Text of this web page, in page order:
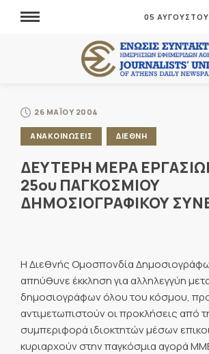
05 ΑΥΓΟΥΣΤΟΥ
26 ΜΑΪΟΥ 2004
ΑΝΑΚΟΙΝΩΣΕΙΣ ΔΙΕΘΝΗ
ΔΕΥΤΕΡΗ ΜΕΡΑ
25ου ΠΑΓΚΟΣΜΙΟΥ
ΔΗΜΟΣΙΟΓΡΑΦΙΚΟΥ
Η Διεθνής Ομοσπονδία
απηύθυνε έκκληση για αλληλεγγύη
δημοσιογράφων όλου του κόσμου,
αντιμετωπιστούν οι προκλήσεις από
συμπεριφορά ιδιοκτητών μέσων
κυριαρχούν στην παγκόσμια αγορά